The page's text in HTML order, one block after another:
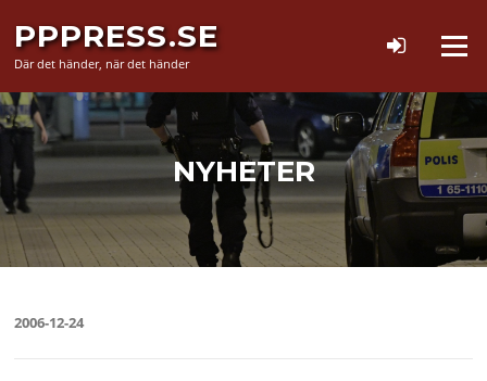
innehåll
PPPRESS.SE
Där det händer, när det händer
Meny
NYHETER
2006-12-24